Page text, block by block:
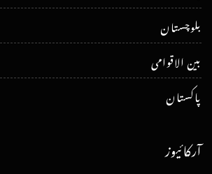
بلوچستان
بین الاقوامی
پاکستان
آرکائیوز